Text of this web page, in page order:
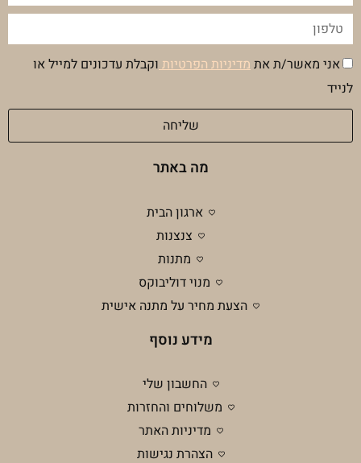
טלפון
הסכמה
פרטיות
אני מאשר/ת אתמדיניות הפרטיותוקבלת עדכונים למייל או
לנייד
שליחה
מה באתר
ארגון הבית
צנצנות
מתנות
מנוי דוליבוקס
הצעת מחיר על מתנה אישית
מידע נוסף
החשבון שלי
משלוחים והחזרות
מדיניות האתר
הצהרת נגישות